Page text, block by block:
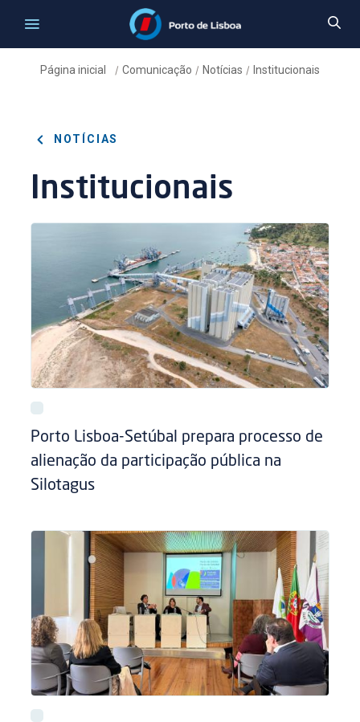
Página inicial / Comunicação / Notícias / Institucionais
NOTÍCIAS
Institucionais
Porto Lisboa-Setúbal prepara processo de
alienação da participação pública na
Silotagus